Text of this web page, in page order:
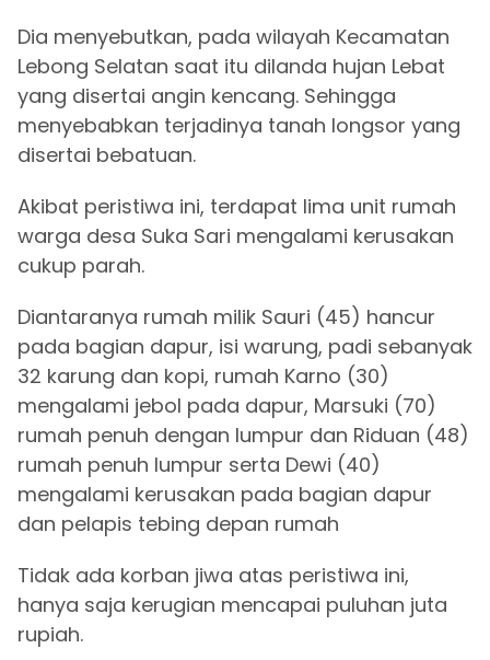
Dia menyebutkan, pada wilayah Kecamatan
Lebong Selatan saat itu dilanda hujan Lebat
yang disertai angin kencang. Sehingga
menyebabkan terjadinya tanah longsor yang
disertai bebatuan.
Akibat peristiwa ini, terdapat lima unit rumah
warga desa Suka Sari mengalami kerusakan
cukup parah.
Diantaranya rumah milik Sauri (45) hancur
pada bagian dapur, isi warung, padi sebanyak
32 karung dan kopi, rumah Karno (30)
mengalami jebol pada dapur, Marsuki (70)
rumah penuh dengan lumpur dan Riduan (48)
rumah penuh lumpur serta Dewi (40)
mengalami kerusakan pada bagian dapur
dan pelapis tebing depan rumah
Tidak ada korban jiwa atas peristiwa ini,
hanya saja kerugian mencapai puluhan juta
rupiah.